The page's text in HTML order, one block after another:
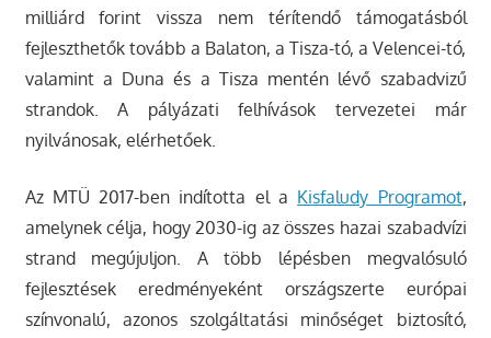
milliárd forint vissza nem térítendő támogatásból
fejleszthetők tovább a Balaton, a Tisza-tó, a Velencei-tó,
valamint a Duna és a Tisza mentén lévő szabadvizű
strandok. A pályázati felhívások tervezetei már
nyilvánosak, elérhetőek.
Az MTÜ 2017-ben indította el a Kisfaludy Programot,
amelynek célja, hogy 2030-ig az összes hazai szabadvízi
strand megújuljon. A több lépésben megvalósuló
fejlesztések eredményeként országszerte európai
színvonalú, azonos szolgáltatási minőséget biztosító,